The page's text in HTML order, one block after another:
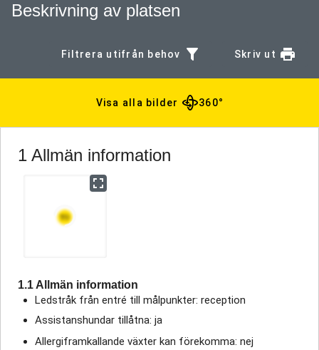
Beskrivning av platsen
Filtrera utifrån behov Skriv ut
Visa alla bilder 360°
1 Allmän information
1.1 Allmän information
Ledstråk från entré till målpunkter: reception
Assistanshundar tillåtna: ja
Allergiframkallande växter kan förekomma: nej